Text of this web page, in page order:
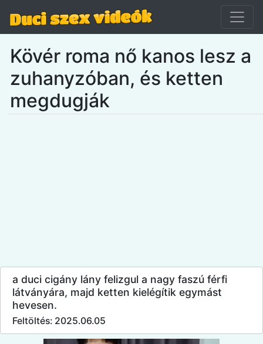
Kövér roma nő kanos lesz a
zuhanyzóban, és ketten
megdugják
a duci cigány lány felizgul a nagy faszú férfi
látványára, majd ketten kielégítik egymást
hevesen.
Feltöltés: 2025.06.05